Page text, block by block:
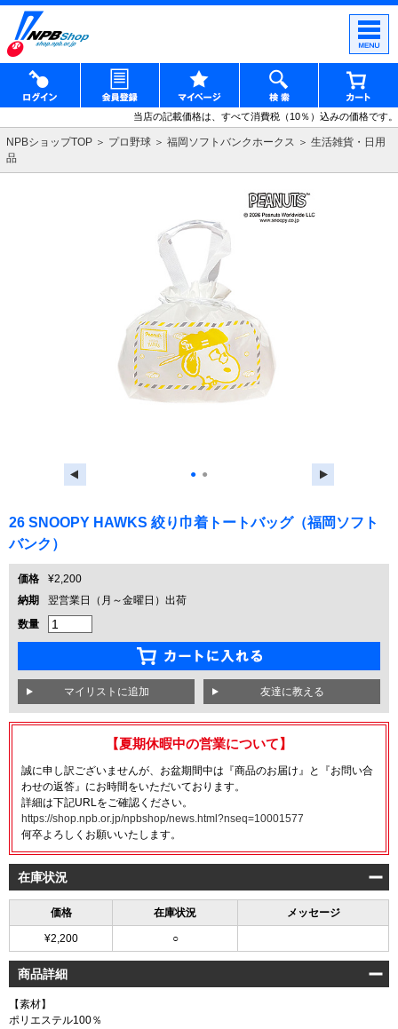
当店の記載価格は、すべて消費税（10％）込みの価格です。
NPBショップTOP プロ野球 福岡ソフトバンクホークス
生活雑貨・日用
品
● ●
26 SNOOPY HAWKS 絞り巾着トートバッグ（福岡ソフト
バンク）
価格
¥2,200
納期
翌営業日（月～金曜日）出荷
数量
友達に教える
【夏期休暇中の営業について】
誠に申し訳ございませんが、お盆期間中は『商品のお届け』と『お問い合
わせの返答』にお時間をいただいております。
詳細は下記URLをご確認ください。
https://shop.npb.or.jp/npbshop/news.html?nseq=10001577
何卒よろしくお願いいたします。
在庫状況
価格 在庫状況 メッセージ
¥2,200 ○
商品詳細
【素材】
ポリエステル100％